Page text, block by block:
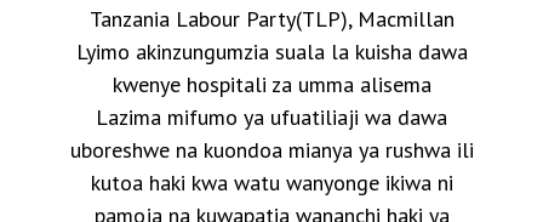
Tanzania Labour Party(TLP), Macmillan
Lyimo akinzungumzia suala la kuisha dawa
kwenye hospitali za umma alisema
Lazima mifumo ya ufuatiliaji wa dawa
uboreshwe na kuondoa mianya ya rushwa ili
kutoa haki kwa watu wanyonge ikiwa ni
pamoja na kuwapatia wananchi haki ya